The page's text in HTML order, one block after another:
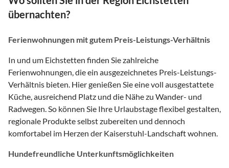
übernachten?
Ferienwohnungen mit gutem Preis-Leistungs-Verhältnis
In und um Eichstetten finden Sie zahlreiche
Ferienwohnungen, die ein ausgezeichnetes Preis-Leistungs-
Verhältnis bieten. Hier genießen Sie eine voll ausgestattete
Küche, ausreichend Platz und die Nähe zu Wander- und
Radwegen. So können Sie Ihre Urlaubstage flexibel gestalten,
regionale Produkte selbst zubereiten und dennoch
komfortabel im Herzen der Kaiserstuhl-Landschaft wohnen.
Hundefreundliche Unterkunftsmöglichkeiten